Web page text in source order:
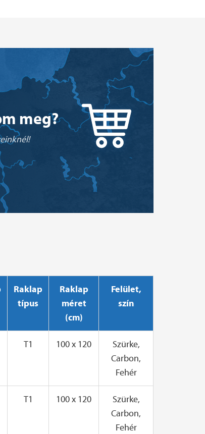
meg?
Raklap
típus
Raklap
méret
(cm)
Felület,
szín
T1 100 x 120
Szürke,
Carbon,
Fehér
T1 100 x 120
Szürke,
Carbon,
Fehér